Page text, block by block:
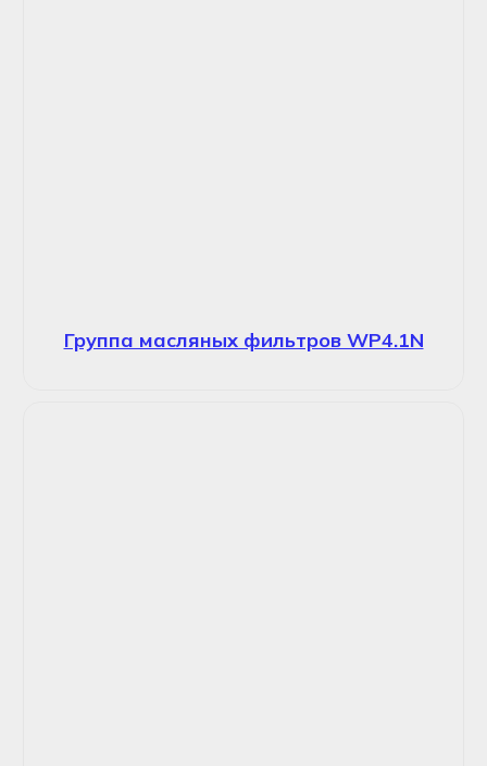
Группа масляных фильтров WP4.1N